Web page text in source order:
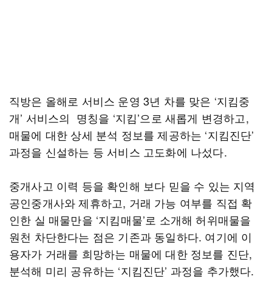
직방은 올해로 서비스 운영 3년 차를 맞은 ‘지킴중
개’ 서비스의 명칭을 ‘지킴’으로 새롭게 변경하고,
매물에 대한 상세 분석 정보를 제공하는 ‘지킴진단’
과정을 신설하는 등 서비스 고도화에 나섰다.
중개사고 이력 등을 확인해 보다 믿을 수 있는 지역
공인중개사와 제휴하고, 거래 가능 여부를 직접 확
인한 실 매물만을 ‘지킴매물’로 소개해 허위매물을
원천 차단한다는 점은 기존과 동일하다. 여기에 이
용자가 거래를 희망하는 매물에 대한 정보를 진단,
분석해 미리 공유하는 ‘지킴진단’ 과정을 추가했다.